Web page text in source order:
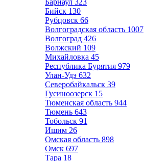
Барнаул 323
Бийск 130
Рубцовск 66
Волгоградская область 1007
Волгоград 426
Волжский 109
Михайловка 45
Республика Бурятия 979
Улан-Удэ 632
Северобайкальск 39
Гусиноозерск 15
Тюменская область 944
Тюмень 643
Тобольск 91
Ишим 26
Омская область 898
Омск 697
Тара 18